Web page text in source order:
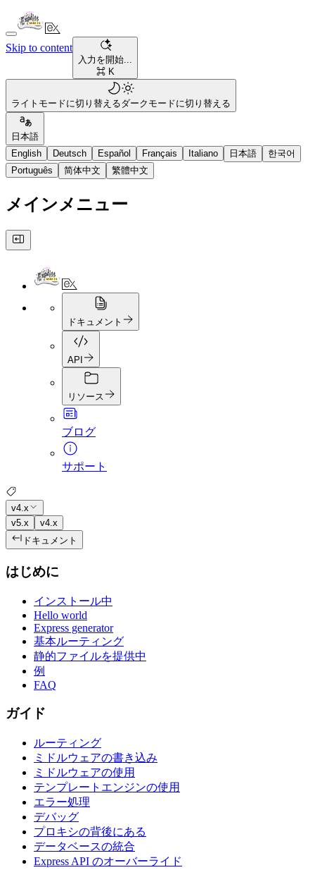
Skip to content
入力を開始...
⌘ K
ライトモードに切り替えるダークモードに切り替える
日本語
English
Deutsch Español Français Italiano 日本語
한국어
Português
简体中文 繁體中文
メインメニュー
ドキュメント
API
リソース
ブログ
サポート
v4.x
v5.x
v4.x
ドキュメント
はじめに
インストール中
Hello world
Express generator
基本ルーティング
静的ファイルを提供中
例
FAQ
ガイド
ルーティング
ミドルウェアの書き込み
ミドルウェアの使用
テンプレートエンジンの使用
エラー処理
デバッグ
プロキシの背後にある
データベースの統合
Express API のオーバーライド